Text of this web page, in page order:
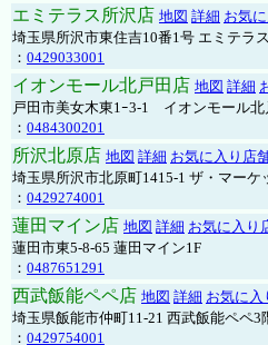
エミテラス所沢店 地図 詳細 お気
埼玉県所沢市東住吉10番1号 エミテラ
： 0429033001
イオンモール北戸田店 地図 詳細
戸田市美女木東1ｰ3‐1 イオンモール北
： 0484300201
所沢北原店 地図 詳細 お気に入り店
埼玉県所沢市北原町1415-1 ザ・マー
： 0429274001
蓮田マイン店 地図 詳細 お気に入り
蓮田市東5-8-65 蓮田マイン1F
： 0487651291
西武飯能ペペ店 地図 詳細 お気に入
埼玉県飯能市仲町11-21 西武飯能ペペ3
： 0429754001